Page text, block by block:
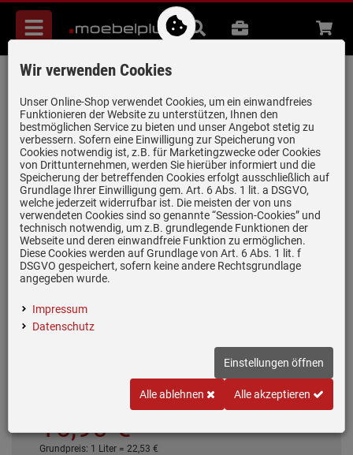
Menü
Suche
B2B Beratung
Hotrega H110310 Spülmaschinen-
Systempflege - 3er Set
Artikel-Nummer:19962148 | Herstellernummer: 3 x H110310 |
EAN:4250548708722
Einloggen und Bewertung schreiben
Schützt vor Funktionsstörungen
16,90 €
Grundpreis: 1 Liter = 22,53 €
Wir verwenden Cookies
Unser Online-Shop verwendet Cookies, um ein einwandfreies
Funktionieren der Website zu unterstützen, Ihnen den
bestmöglichen Service zu bieten und unser Angebot stetig zu
verbessern. Sofern eine Einwilligung zur Speicherung von
Cookies notwendig ist, z.B. für Marketingzwecke oder Cookies
von Drittunternehmen, werden Sie hierüber informiert und die
Speicherung der betreffenden Cookies erfolgt ausschließlich auf
Grundlage Ihrer Einwilligung gem. Art. 6 Abs. 1 lit. a DSGVO,
welche jederzeit widerrufbar ist. Die meisten der von uns
verwendeten Cookies sind so genannte “Session-Cookies” und
technisch notwendig, um z.B. grundlegende Funktionen der
Webseite und deren einwandfreie Funktion zu ermöglichen.
Diese Cookies werden auf Grundlage von Art. 6 Abs. 1 lit. f
DSGVO gespeichert, sofern keine andere Rechtsgrundlage
angegeben wurde.
Impressum
Datenschutz
Einstellungen öffnen
Alle ablehnen Alle akzeptieren